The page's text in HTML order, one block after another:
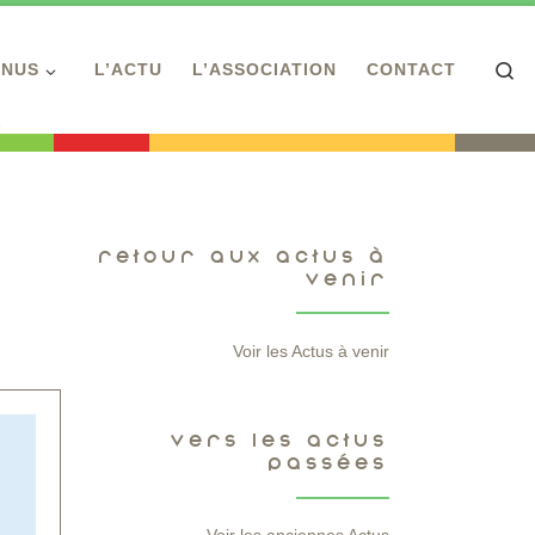
L’ACTU L’ASSOCIATION CONTACT
RETOUR AUX ACTUS À
VENIR
Voir les Actus à venir
VERS LES ACTUS
PASSÉES